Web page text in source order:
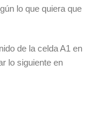
lo que quiera que
de la celda A1 en
lo siguiente en